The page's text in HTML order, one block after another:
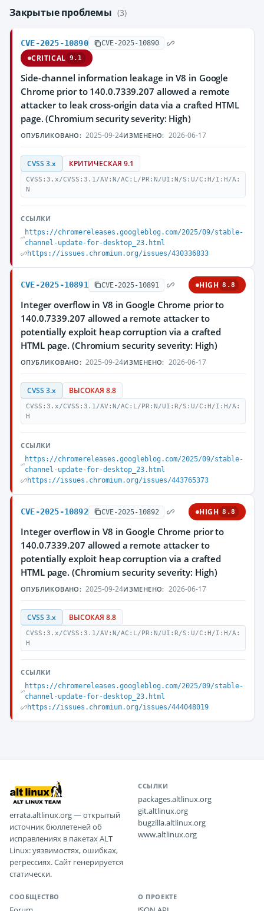
Закрытые проблемы (3)
CVE-2025-10890 CVE-2025-10890
CRITICAL 9.1
Side-channel information leakage in V8 in Google
Chrome prior to 140.0.7339.207 allowed a remote
attacker to leak cross-origin data via a crafted HTML
page. (Chromium security severity: High)
ОПУБЛИКОВАНО: 2025-09-24ИЗМЕНЕНО: 2026-06-17
CVSS 3.x КРИТИЧЕСКАЯ 9.1
CVSS:3.x/CVSS:3.1/AV:N/AC:L/PR:N/UI:N/S:U/C:H/I:H/A:
N
ССЫЛКИ
https://chromereleases.googleblog.com/2025/09/stable-
channel-update-for-desktop_23.html
https://issues.chromium.org/issues/430336833
CVE-2025-10891 CVE-2025-10891 HIGH 8.8
Integer overflow in V8 in Google Chrome prior to
140.0.7339.207 allowed a remote attacker to
potentially exploit heap corruption via a crafted
HTML page. (Chromium security severity: High)
ОПУБЛИКОВАНО: 2025-09-24ИЗМЕНЕНО: 2026-06-17
CVSS 3.x ВЫСОКАЯ 8.8
CVSS:3.x/CVSS:3.1/AV:N/AC:L/PR:N/UI:R/S:U/C:H/I:H/A:
H
ССЫЛКИ
https://chromereleases.googleblog.com/2025/09/stable-
channel-update-for-desktop_23.html
https://issues.chromium.org/issues/443765373
CVE-2025-10892 CVE-2025-10892 HIGH 8.8
Integer overflow in V8 in Google Chrome prior to
140.0.7339.207 allowed a remote attacker to
potentially exploit heap corruption via a crafted
HTML page. (Chromium security severity: High)
ОПУБЛИКОВАНО: 2025-09-24ИЗМЕНЕНО: 2026-06-17
CVSS 3.x ВЫСОКАЯ 8.8
CVSS:3.x/CVSS:3.1/AV:N/AC:L/PR:N/UI:R/S:U/C:H/I:H/A:
H
ССЫЛКИ
https://chromereleases.googleblog.com/2025/09/stable-
channel-update-for-desktop_23.html
https://issues.chromium.org/issues/444048019
errata.altlinux.org — открытый
источник бюллетеней об
исправлениях в пакетах ALT
Linux: уязвимостях, ошибках,
регрессиях. Сайт генерируется
статически.
ССЫЛКИ
packages.altlinux.org
git.altlinux.org
bugzilla.altlinux.org
www.altlinux.org
СООБЩЕСТВО О ПРОЕКТЕ